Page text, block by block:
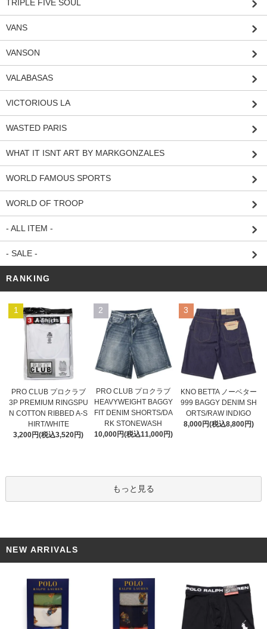
TRIPLE FIVE SOUL
VANS
VANSON
VALABASAS
VICTORIOUS LA
WASTED PARIS
WHAT IT ISNT ART BY MARKGONZALES
WORLD FAMOUS SPORTS
WORLD OF TROOP
- ALL ITEM -
- SALE -
RANKING
1
PRO CLUB プロクラブ
3P PREMIUM RINGSPU
N COTTON RIBBED A-S
HIRT/WHITE
3,200円(税込3,520円)
2
PRO CLUB プロクラブ
HEAVYWEIGHT BAGGY
FIT DENIM SHORTS/DA
RK STONEWASH
10,000円(税込11,000円)
3
KNO BETTA ノーベター
999 BAGGY DENIM SH
ORTS/RAW INDIGO
8,000円(税込8,800円)
もっと見る
NEW ARRIVALS